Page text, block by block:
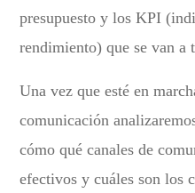
presupuesto y los KPI
rendimiento) que se van a
Una vez que esté en
comunicación
cómo qué canales de
efectivos y cuáles son los